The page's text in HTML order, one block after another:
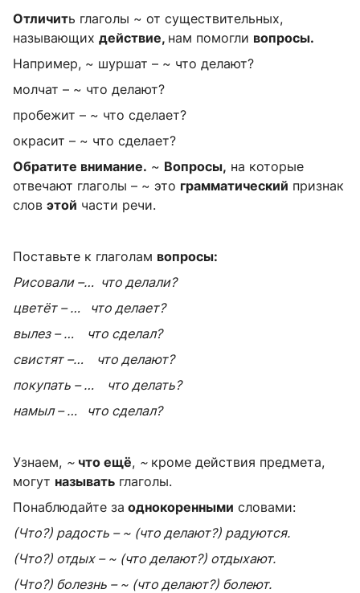
Отличить глаголы ~ от существительных,
называющих действие, нам помогли вопросы.
Например, ~ шуршат – ~ что делают?
молчат – ~ что делают?
пробежит – ~ что сделает?
окрасит – ~ что сделает?
Обратите внимание. ~ Вопросы, на которые
отвечают глаголы – ~ это грамматический признак
слов этой части речи.
Поставьте к глаголам вопросы:
Рисовали –… что делали?
цветёт – …
что делает?
вылез – …
что сделал?
свистят –…
что делают?
покупать – …
что делать?
намыл – …
что сделал?
Узнаем, ~ что ещё, ~ кроме действия предмета,
могут называть глаголы.
Понаблюдайте за однокоренными словами:
(Что?) радость – ~ (что делают?) радуются.
(Что?) отдых – ~ (что делают?) отдыхают.
(Что?) болезнь – ~ (что делают?) болеют.